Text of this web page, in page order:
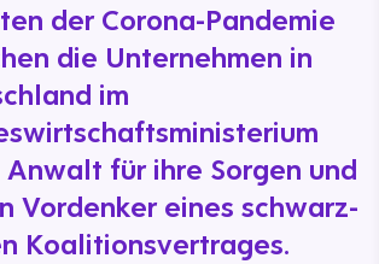
der Corona-Pandemie
die Unternehmen in
im
Anwalt für ihre Sorgen und
Vordenker eines schwarz-
Koalitionsvertrages.